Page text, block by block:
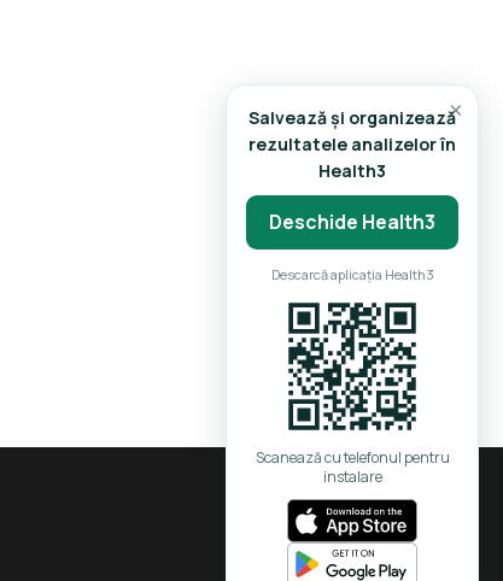
×
Salvează și organizează
rezultatele analizelor în
Health3
Deschide Health3
Descarcă aplicația Health3
Scanează cu telefonul pentru
instalare